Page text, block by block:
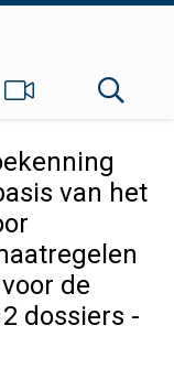
van het
de
dossiers -